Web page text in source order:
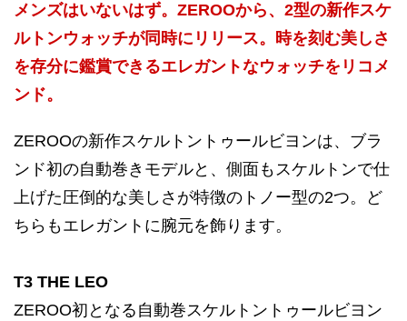
メンズはいないはず。ZEROOから、2型の新作スケ
ルトンウォッチが同時にリリース。時を刻む美しさ
を存分に鑑賞できるエレガントなウォッチをリコメ
ンド。
ZEROOの新作スケルトントゥールビヨンは、ブラ
ンド初の自動巻きモデルと、側面もスケルトンで仕
上げた圧倒的な美しさが特徴のトノー型の2つ。ど
ちらもエレガントに腕元を飾ります。
T3 THE LEO
ZEROO初となる自動巻スケルトントゥールビヨン